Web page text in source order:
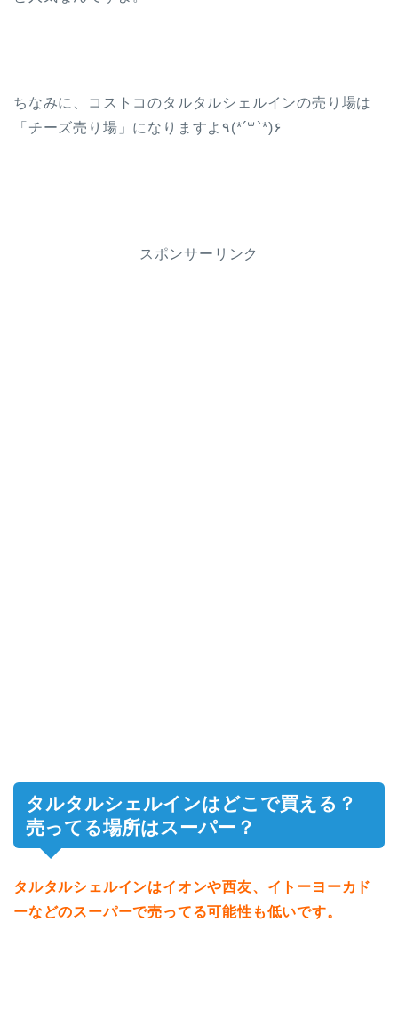
ちなみに、コストコのタルタルシェルインの売り場は
「チーズ売り場」になりますよ٩(*´꒳`*)۶
スポンサーリンク
タルタルシェルインはどこで買える？
売ってる場所はスーパー？
タルタルシェルインはイオンや西友、イトーヨーカド
ーなどのスーパーで売ってる可能性も低いです。